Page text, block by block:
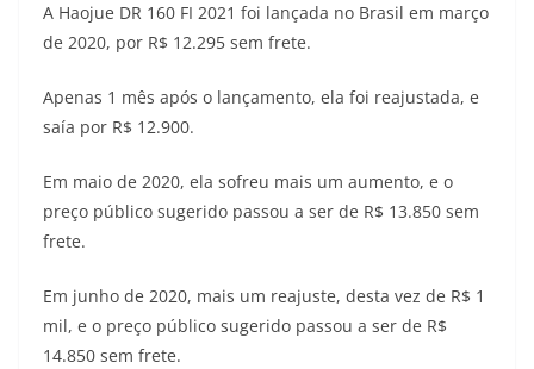
p
a
o
r
n
A Haojue DR 160 FI 2021 foi lançada no Brasil em março
de 2020, por R$ 12.295 sem frete.
Apenas 1 mês após o lançamento, ela foi reajustada, e
saía por R$ 12.900.
Em maio de 2020, ela sofreu mais um aumento, e o
preço público sugerido passou a ser de R$ 13.850 sem
frete.
Em junho de 2020, mais um reajuste, desta vez de R$ 1
mil, e o preço público sugerido passou a ser de R$
14.850 sem frete.